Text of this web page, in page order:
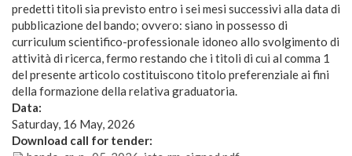
predetti titoli sia previsto entro i sei mesi successivi alla data di
pubblicazione del bando; ovvero: siano in possesso di
curriculum scientifico-professionale idoneo allo svolgimento di
attività di ricerca, fermo restando che i titoli di cui al comma 1
del presente articolo costituiscono titolo preferenziale ai fini
della formazione della relativa graduatoria.
Data:
Saturday, 16 May, 2026
Download call for tender: